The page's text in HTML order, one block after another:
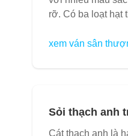
rỡ. Có ba loạt hạt
xem ván sân
Sỏi thạch anh
Cát thạch anh là